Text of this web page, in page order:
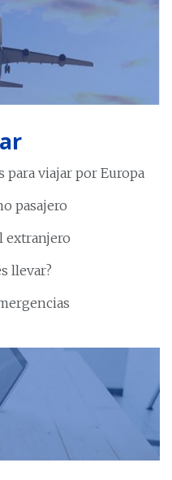
para viajar por Europa
pasajero
extranjero
llevar?